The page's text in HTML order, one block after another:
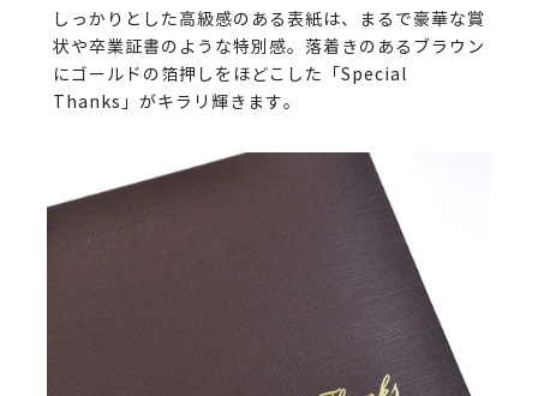
しっかりとした高級感のある表紙は、まるで豪華な賞
状や卒業証書のような特別感。落着きのあるブラウン
にゴールドの箔押しをほどこした「Special
Thanks」がキラリ輝きます。